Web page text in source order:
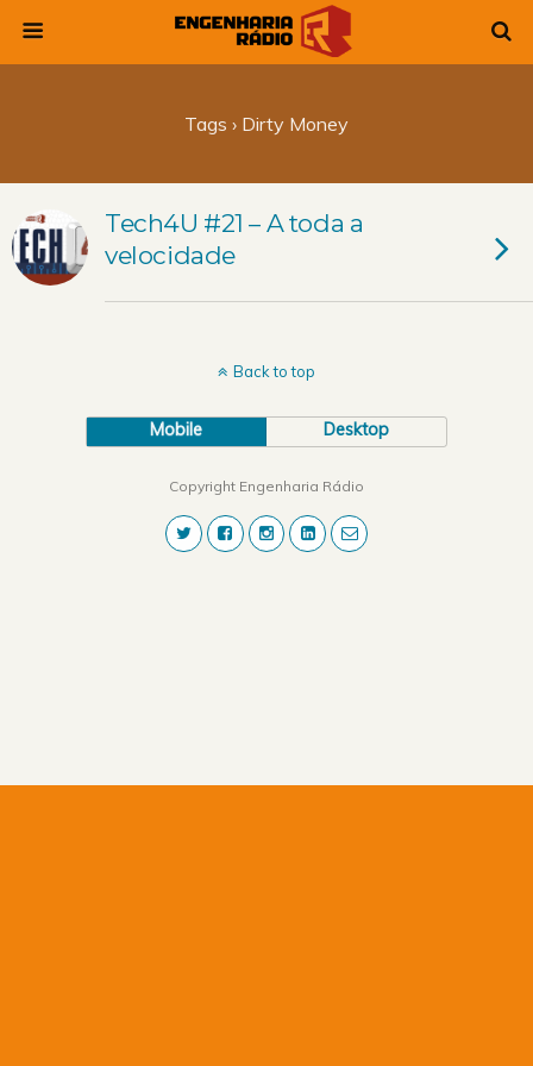
Tags › Dirty Money
Tech4U #21 – A toda a
velocidade
Back to top
Mobile Desktop
Copyright Engenharia Rádio